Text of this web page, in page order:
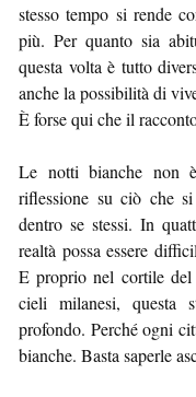
stesso tempo si rende
più. Per quanto sia
questa volta è tutto
anche la possibilità di
È forse qui che il
Le notti bianche non
riflessione su ciò che
dentro se stessi. In
realtà possa essere
E proprio nel cortile del
cieli milanesi, questa
profondo. Perché ogni
bianche. Basta saperle